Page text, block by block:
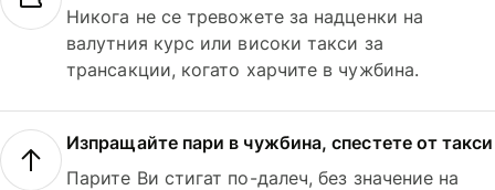
Никога не се тревожете за надценки на
валутния курс или високи такси за
трансакции, когато харчите в чужбина.
Изпращайте пари в чужбина, спестете от такси
Парите Ви стигат по-далеч, без значение на